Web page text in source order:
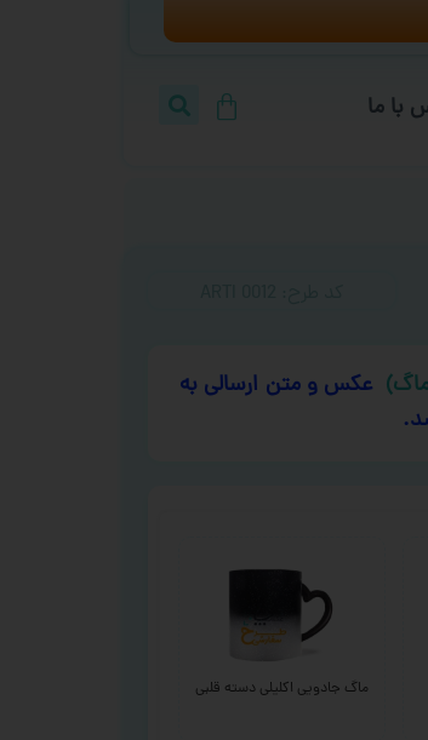
با ما
عکس و متن ارسالی به
ماگ جادویی اکلیلی دسته قلبی